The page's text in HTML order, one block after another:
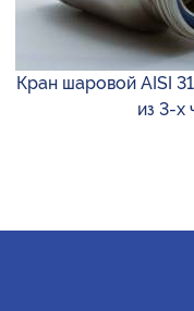
Кран шаровой AISI
из 3-х